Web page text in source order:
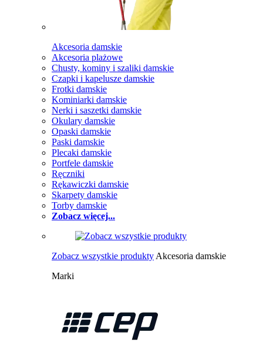
Akcesoria damskie
Akcesoria plażowe
Chusty, kominy i szaliki damskie
Czapki i kapelusze damskie
Frotki damskie
Kominiarki damskie
Nerki i saszetki damskie
Okulary damskie
Opaski damskie
Paski damskie
Plecaki damskie
Portfele damskie
Ręczniki
Rękawiczki damskie
Skarpety damskie
Torby damskie
Zobacz więcej...
Zobacz wszystkie produkty Akcesoria damskie
Marki